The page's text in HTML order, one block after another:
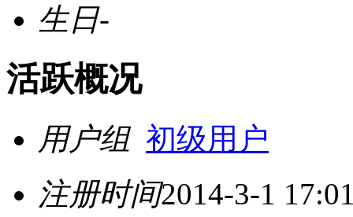
生日-
活跃概况
用户组 初级用户
注册时间2014-3-1